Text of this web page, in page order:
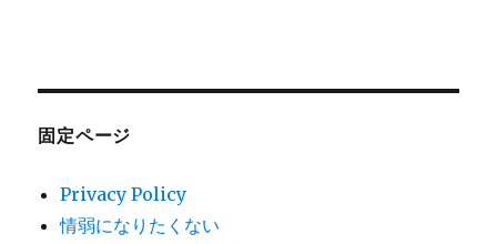
固定ページ
Privacy Policy
情弱になりたくない